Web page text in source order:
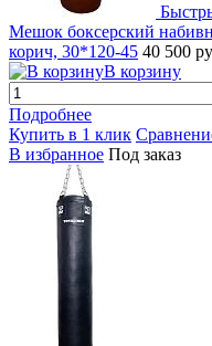
Мешок боксерский
корич, 30*120-45 40 500
В корзину
Подробнее
Купить в 1 клик
В избранное Под заказ